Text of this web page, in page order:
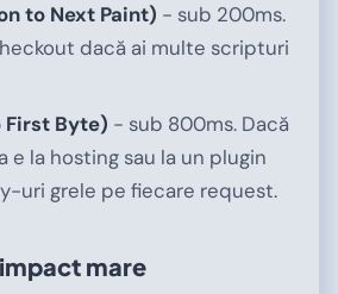
to Next Paint) - sub 200ms.
dacă ai multe scripturi
First Byte) - sub 800ms. Dacă
e la hosting sau la un plugin
uri grele pe fiecare request.
mare